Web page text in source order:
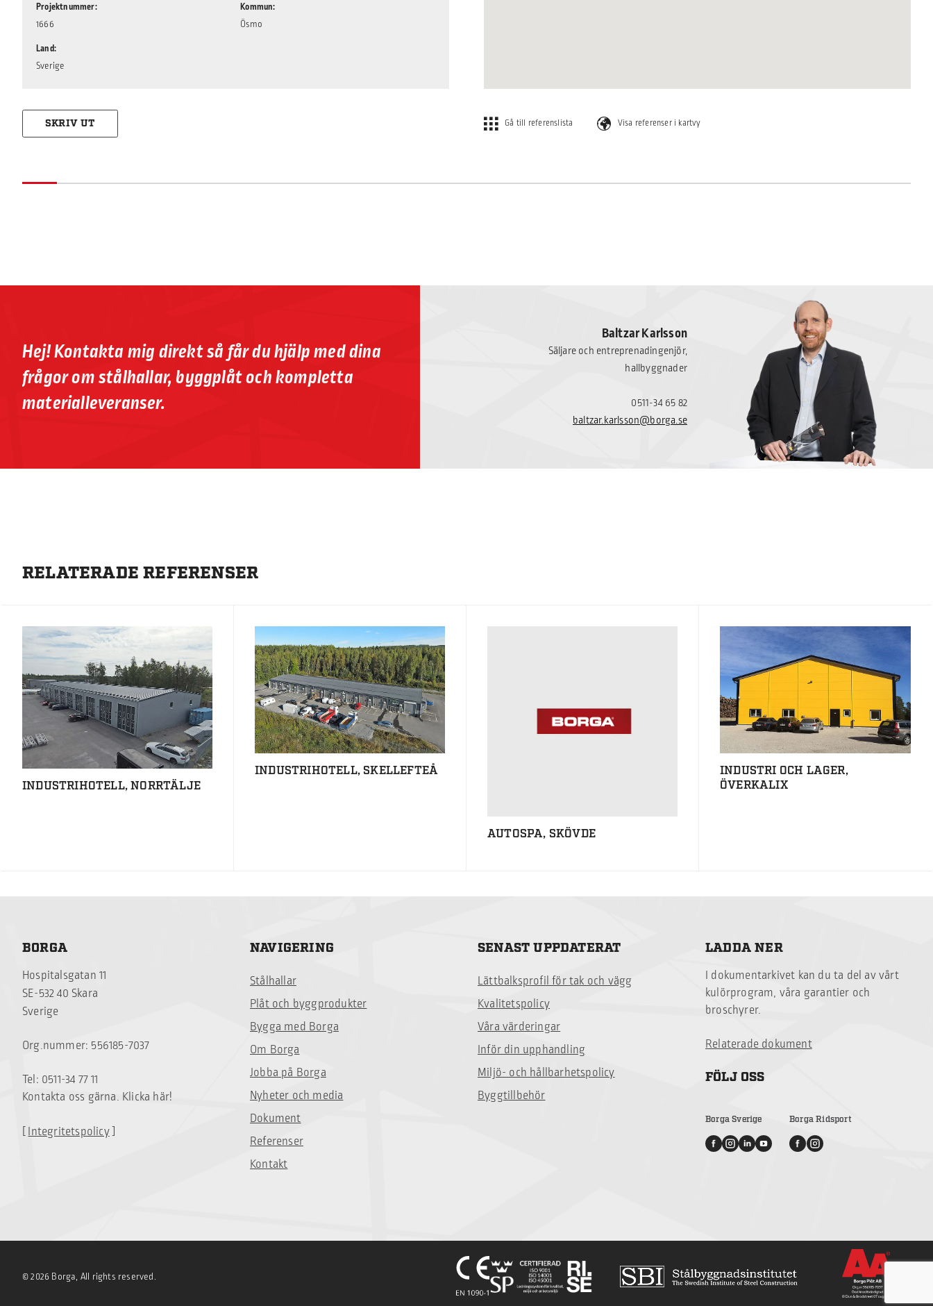
Projektnummer
1666
Land
Sverige
Kommun
Ösmo
SKRIV UT Gå till referenslista Visa referenser i kartvy
Baltzar Karlsson
Säljare och entreprenadingenjör,
hallbyggnader
0511-34 65 82
baltzar.karlsson@borga.se
Hej! Kontakta mig direkt så får du hjälp med dina
frågor om stålhallar, byggplåt och kompletta
materialleveranser.
RELATERADE REFERENSER
INDUSTRIHOTELL, NORRTÄLJE
INDUSTRIHOTELL, SKELLEFTEÅ
AUTOSPA, SKÖVDE
INDUSTRI OCH LAGER,
ÖVERKALIX
BORGA
Hospitalsgatan 11
SE-532 40 Skara
Sverige
Org.nummer: 556185-7037
Tel: 0511-34 77 11
Kontakta oss gärna. Klicka här!
[Integritetspolicy]
NAVIGERING
Stålhallar
Plåt och byggprodukter
Bygga med Borga
Om Borga
Jobba på Borga
Nyheter och media
Dokument
Referenser
Kontakt
SENAST UPPDATERAT
Lättbalksprofil för tak och vägg
Kvalitetspolicy
Våra värderingar
Inför din upphandling
Miljö- och hållbarhetspolicy
Byggtillbehör
LADDA NER
I dokumentarkivet kan du ta del av vårt
kulörprogram, våra garantier och
broschyrer.
Relaterade dokument
FÖLJ OSS
Borga Sverige Borga Ridsport
© 2026 Borga, All rights reserved.